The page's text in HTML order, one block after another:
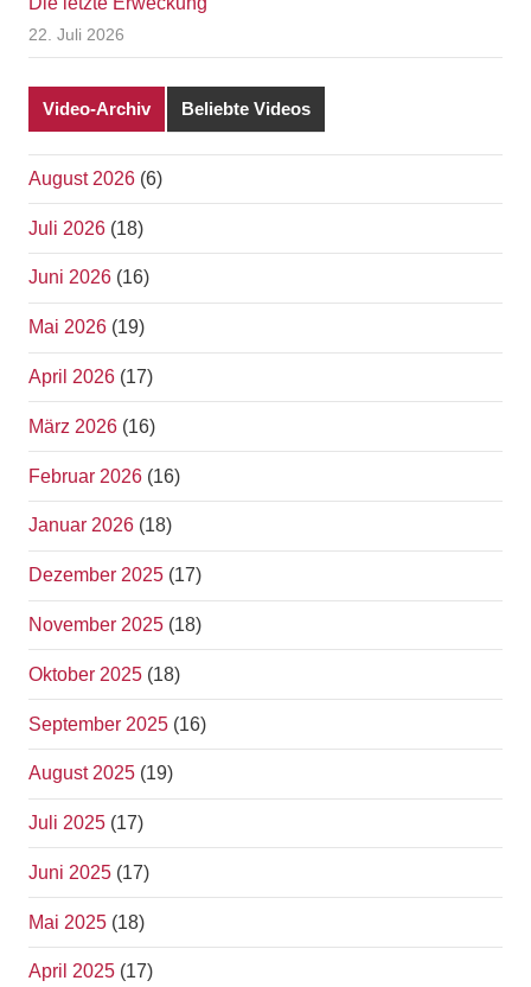
22. Juli 2026
Video-Archiv Beliebte Videos
August 2026 (6)
Juli 2026 (18)
Juni 2026 (16)
Mai 2026 (19)
April 2026 (17)
März 2026 (16)
Februar 2026 (16)
Januar 2026 (18)
Dezember 2025 (17)
November 2025 (18)
Oktober 2025 (18)
September 2025 (16)
August 2025 (19)
Juli 2025 (17)
Juni 2025 (17)
Mai 2025 (18)
April 2025 (17)